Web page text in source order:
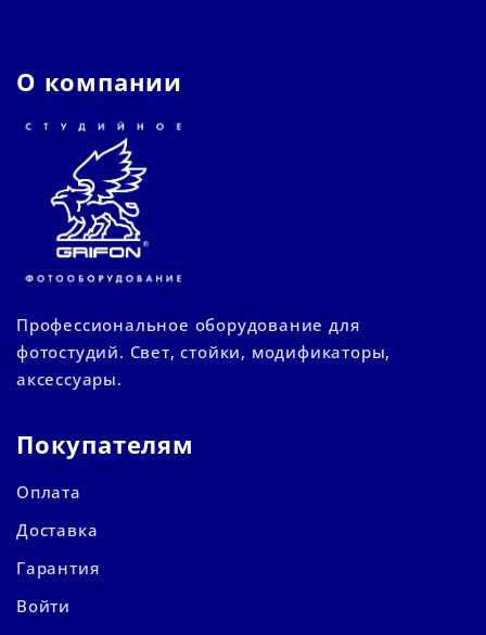
О компании
Профессиональное оборудование для
фотостудий. Свет, стойки, модификаторы,
аксессуары.
Покупателям
Оплата
Доставка
Гарантия
Войти